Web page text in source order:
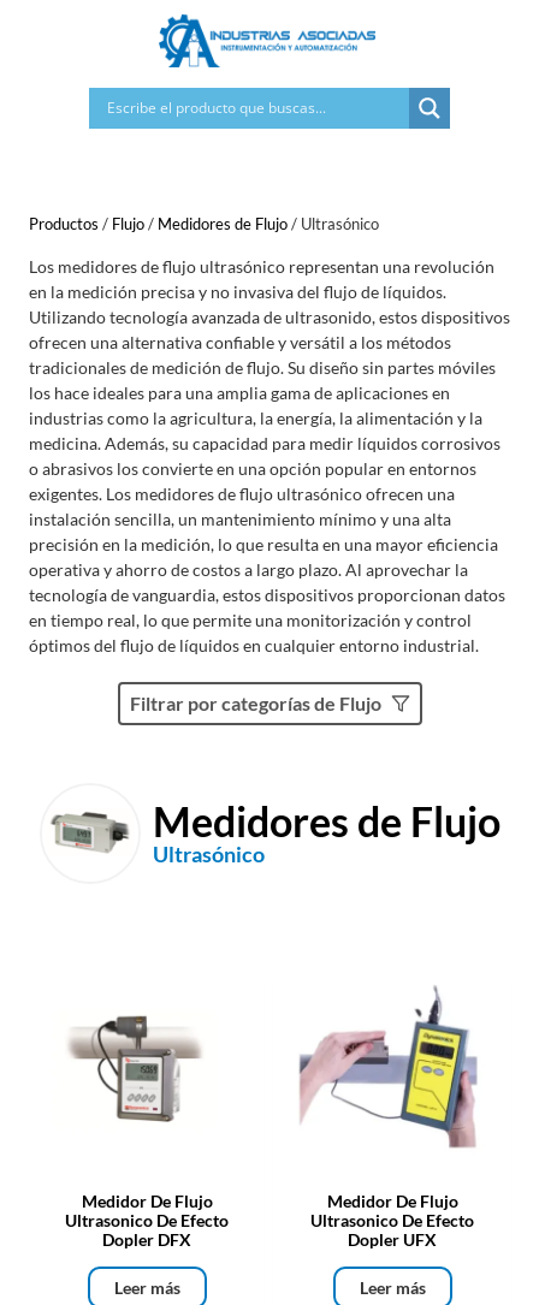
Productos / Flujo/ Medidores de Flujo/ Ultrasónico
Los medidores de flujo ultrasónico representan una revolución
en la medición precisa y no invasiva del flujo de líquidos.
Utilizando tecnología avanzada de ultrasonido, estos dispositivos
ofrecen una alternativa confiable y versátil a los métodos
tradicionales de medición de flujo. Su diseño sin partes móviles
los hace ideales para una amplia gama de aplicaciones en
industrias como la agricultura, la energía, la alimentación y la
medicina. Además, su capacidad para medir líquidos corrosivos
o abrasivos los convierte en una opción popular en entornos
exigentes. Los medidores de flujo ultrasónico ofrecen una
instalación sencilla, un mantenimiento mínimo y una alta
precisión en la medición, lo que resulta en una mayor eficiencia
operativa y ahorro de costos a largo plazo. Al aprovechar la
tecnología de vanguardia, estos dispositivos proporcionan datos
en tiempo real, lo que permite una monitorización y control
óptimos del flujo de líquidos en cualquier entorno industrial.
Filtrar por categorías de Flujo
Medidores de Flujo
Ultrasónico
Medidor De Flujo
Ultrasonico De Efecto
Dopler DFX
Leer más
Medidor De Flujo
Ultrasonico De Efecto
Dopler UFX
Leer más